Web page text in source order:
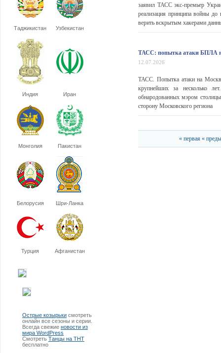
Таджикистан Узбекистан
Индия Иран
Монголия Пакистан
Белорусия Шри-Ланка
Турция Афганистан
Острые козырьки смотреть
онлайн все сезоны и серии.
Всегда свежие новости из
мира WordPress
Смотреть Танцы на ТНТ
бесплатно
заявил ТАСС экс-премьер
реализация принципа войны
верить вскрытым хакерами
ТАСС: попытка атаки БПЛА
12.07.2026
ТАСС. Попытка атаки на
крупнейших за несколько
обнародованных мэром
сторону Московского региона
« первая «